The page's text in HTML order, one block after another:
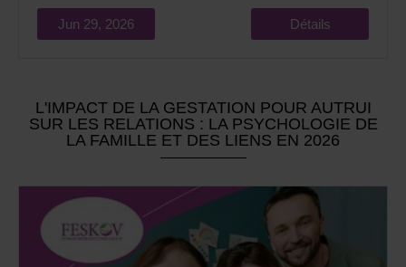
Jun 29, 2026 Détails
L'IMPACT DE LA GESTATION POUR AUTRUI
SUR LES RELATIONS : LA PSYCHOLOGIE DE
LA FAMILLE ET DES LIENS EN 2026